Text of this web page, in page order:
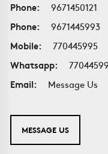
Phone:
9671450121
Phone:
9671445993
Mobile:
770445995
Whatsapp:
Email:
Message Us
MESSAGE US